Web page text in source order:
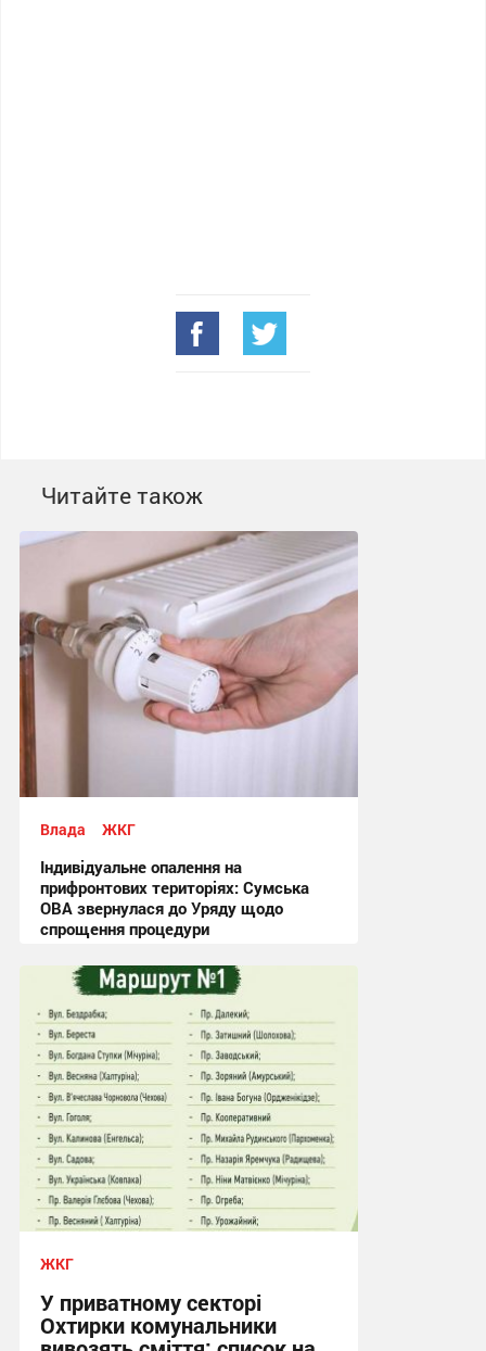
Читайте також
Влада ЖКГ
Індивідуальне опалення на
прифронтових територіях: Сумська
ОВА звернулася до Уряду щодо
спрощення процедури
09:03, 4.08.2026
ЖКГ
У приватному секторі
Охтирки комунальники